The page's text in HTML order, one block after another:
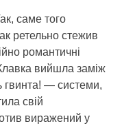
саме того
ретельно стежив
романтичні
вийшла заміж
гвинта! — системи,
свій
виражений у